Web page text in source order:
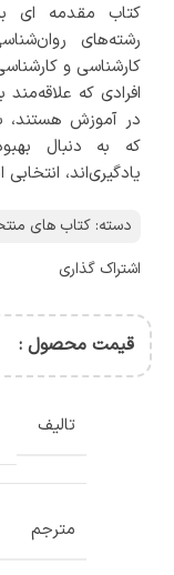
کتاب مقدمه ای
رشته‌های
کارشناسی و
افرادی که
در آموزش هستند،
که به دنبال
یادگیری‌اند،
دسته: کتاب های
اشتراک گذاری
قیمت محصول :
تالیف
مترجم